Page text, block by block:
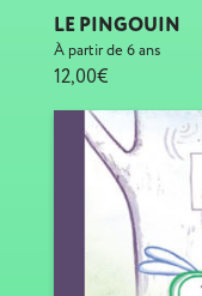
LE PINGOUIN
À partir de 6 ans
12,00€